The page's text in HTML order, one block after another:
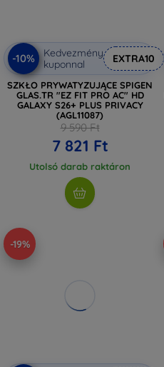
-10%
Kedvezmény
kuponnal
EXTRA10
SZKŁO PRYWATYZUJĄCE SPIGEN
GLAS.TR "EZ FIT PRO AC" HD
GALAXY S26+ PLUS PRIVACY
(AGL11087)
9 590 Ft
7 821 Ft
Utolsó darab raktáron
-19%